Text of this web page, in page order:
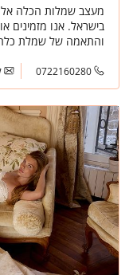
מעצב שמלות הכלה
בישראל. אנו מזמינים
והתאמה של שמלת כלה
0722160280